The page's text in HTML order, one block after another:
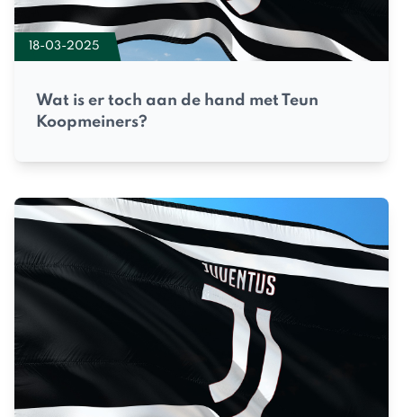
18-03-2025
Wat is er toch aan de hand met Teun
Koopmeiners?